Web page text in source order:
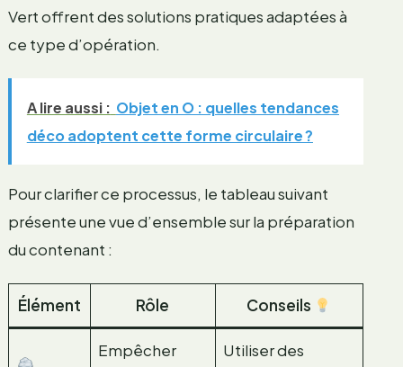
Vert offrent des solutions pratiques adaptées à
ce type d’opération.
A lire aussi : Objet en O : quelles tendances
déco adoptent cette forme circulaire ?
Pour clarifier ce processus, le tableau suivant
présente une vue d’ensemble sur la préparation
du contenant :
Élément Rôle Conseils
Empêcher
Utiliser des